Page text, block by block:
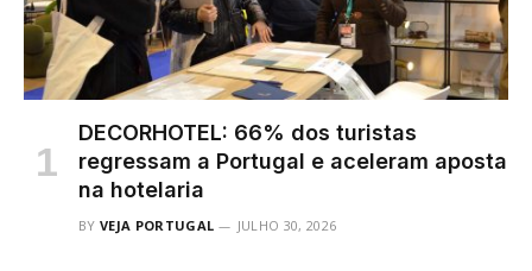
DECORHOTEL: 66% dos turistas
regressam a Portugal e aceleram aposta
na hotelaria
BY VEJA PORTUGAL JULHO 30, 2026